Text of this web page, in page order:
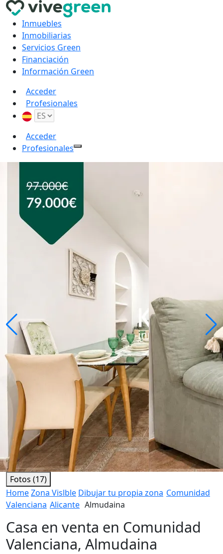
Inmuebles
Inmobiliarias
Servicios Green
Financiación
Información Green
Acceder
Profesionales
Acceder
Profesionales
Fotos (17)
HomeZona Vislble Dibujar tu propia zona Comunidad
Valenciana Alicante Almudaina
Casa en venta en Comunidad
Valenciana, Almudaina